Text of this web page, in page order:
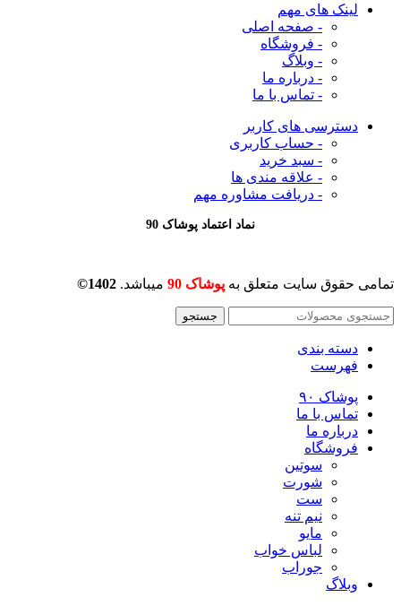
لینک های مهم
- صفحه اصلی
- فروشگاه
- وبلاگ
- درباره ما
- تماس با ما
دسترسی های کاربر
- حساب کاربری
- سبد خرید
- علاقه مندی ها
- دریافت مشاوره مهم
نماد اعتماد پوشاک 90
تمامی حقوق سایت متعلق به پوشاک 90 میباشد. 1402©
جستجو
دسته بندی
فهرست
پوشاک ۹۰
تماس با ما
درباره ما
فروشگاه
سوتین
شورت
ست
نیم تنه
مایو
لباس خواب
جوراب
وبلاگ